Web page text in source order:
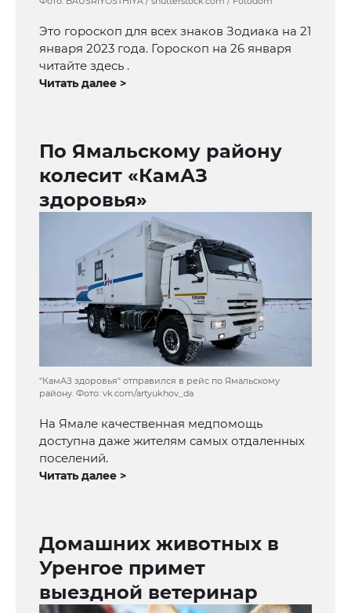
Это гороскоп для всех знаков Зодиака на 21
января 2023 года. Гороскоп на 26 января
читайте здесь .
Читать далее >
По Ямальскому району
колесит «КамАЗ
здоровья»
"КамАЗ здоровья" отправился в рейс по Ямальскому
району. Фото: vk.com/artyukhov_da
На Ямале качественная медпомощь
доступна даже жителям самых отдаленных
поселений.
Читать далее >
Домашних животных в
Уренгое примет
выездной ветеринар